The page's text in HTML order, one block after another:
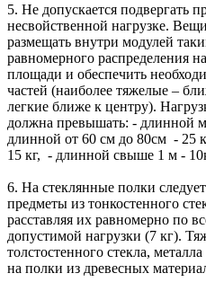
5. Не допускается подвергать
несвойственной нагрузке.
размещать внутри модулей
равномерного распределения
площади и обеспечить
частей (наиболее тяжелые –
легкие ближе к центру).
должна превышать: - длинной
длинной от 60 см до 80см - 25
15 кг, - длинной свыше 1 м -
6. На стеклянные полки
предметы из тонкостенного
расставляя их равномерно по
допустимой нагрузки (7 кг).
толстостенного стекла,
на полки из древесных